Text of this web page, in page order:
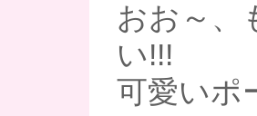
おお～、
い!!!
可愛いポ